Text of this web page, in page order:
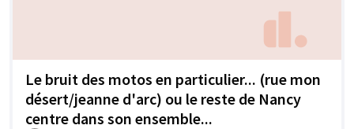
Le bruit des motos en particulier... (rue mon
désert/jeanne d'arc) ou le reste de Nancy
centre dans son ensemble...